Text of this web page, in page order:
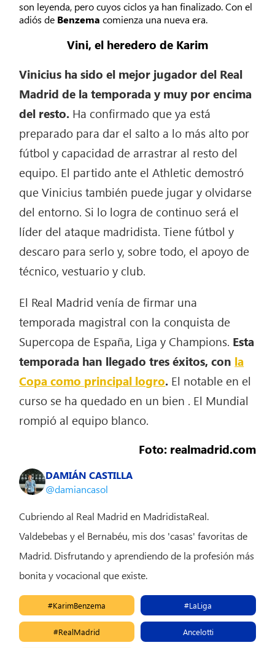
son leyenda, pero cuyos ciclos ya han finalizado. Con el
adiós de Benzema comienza una nueva era.
Vini, el heredero de Karim
Vinicius ha sido el mejor jugador del Real
Madrid de la temporada y muy por encima
del resto. Ha confirmado que ya está
preparado para dar el salto a lo más alto por
fútbol y capacidad de arrastrar al resto del
equipo. El partido ante el Athletic demostró
que Vinicius también puede jugar y olvidarse
del entorno. Si lo logra de continuo será el
líder del ataque madridista. Tiene fútbol y
descaro para serlo y, sobre todo, el apoyo de
técnico, vestuario y club.
El Real Madrid venía de firmar una
temporada magistral con la conquista de
Supercopa de España, Liga y Champions. Esta
temporada han llegado tres éxitos, con la
Copa como principal logro. El notable en el
curso se ha quedado en un bien . El Mundial
rompió al equipo blanco.
Foto: realmadrid.com
DAMIÁN CASTILLA
@damiancasol
Cubriendo al Real Madrid en MadridistaReal.
Valdebebas y el Bernabéu, mis dos 'casas' favoritas de
Madrid. Disfrutando y aprendiendo de la profesión más
bonita y vocacional que existe.
#KarimBenzema #LaLiga
#RealMadrid Ancelotti